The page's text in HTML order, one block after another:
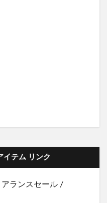
イテム リンク
アランスセール /